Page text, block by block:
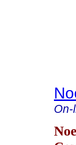
On-